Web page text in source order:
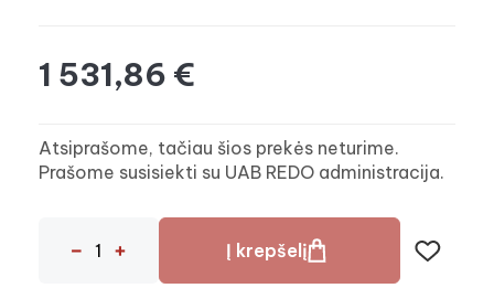
1 531,86 €
Atsiprašome, tačiau šios prekės neturime.
Prašome susisiekti su UAB REDO administracija.
Į krepšelį